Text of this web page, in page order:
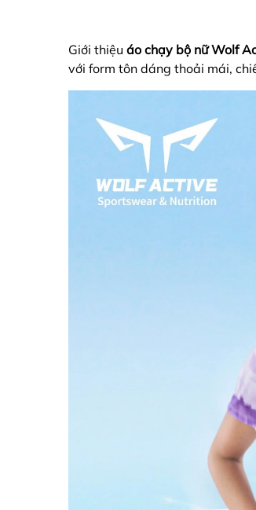
Giới thiệu áo chạy bộ nữ Wolf
với form tôn dáng thoải mái,